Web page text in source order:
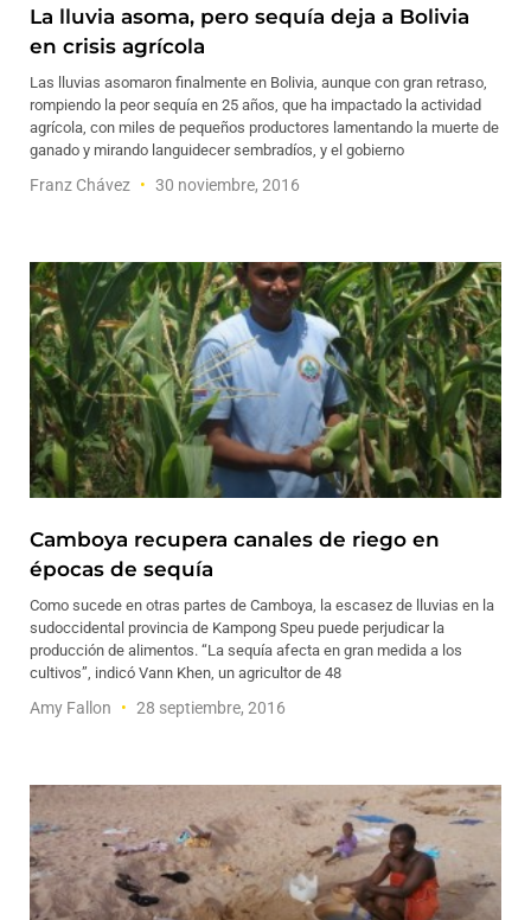
La lluvia asoma, pero sequía deja a Bolivia
en crisis agrícola
Las lluvias asomaron finalmente en Bolivia, aunque con gran retraso,
rompiendo la peor sequía en 25 años, que ha impactado la actividad
agrícola, con miles de pequeños productores lamentando la muerte de
ganado y mirando languidecer sembradíos, y el gobierno
Franz Chávez 30 noviembre, 2016
Camboya recupera canales de riego en
épocas de sequía
Como sucede en otras partes de Camboya, la escasez de lluvias en la
sudoccidental provincia de Kampong Speu puede perjudicar la
producción de alimentos. “La sequía afecta en gran medida a los
cultivos”, indicó Vann Khen, un agricultor de 48
Amy Fallon 28 septiembre, 2016